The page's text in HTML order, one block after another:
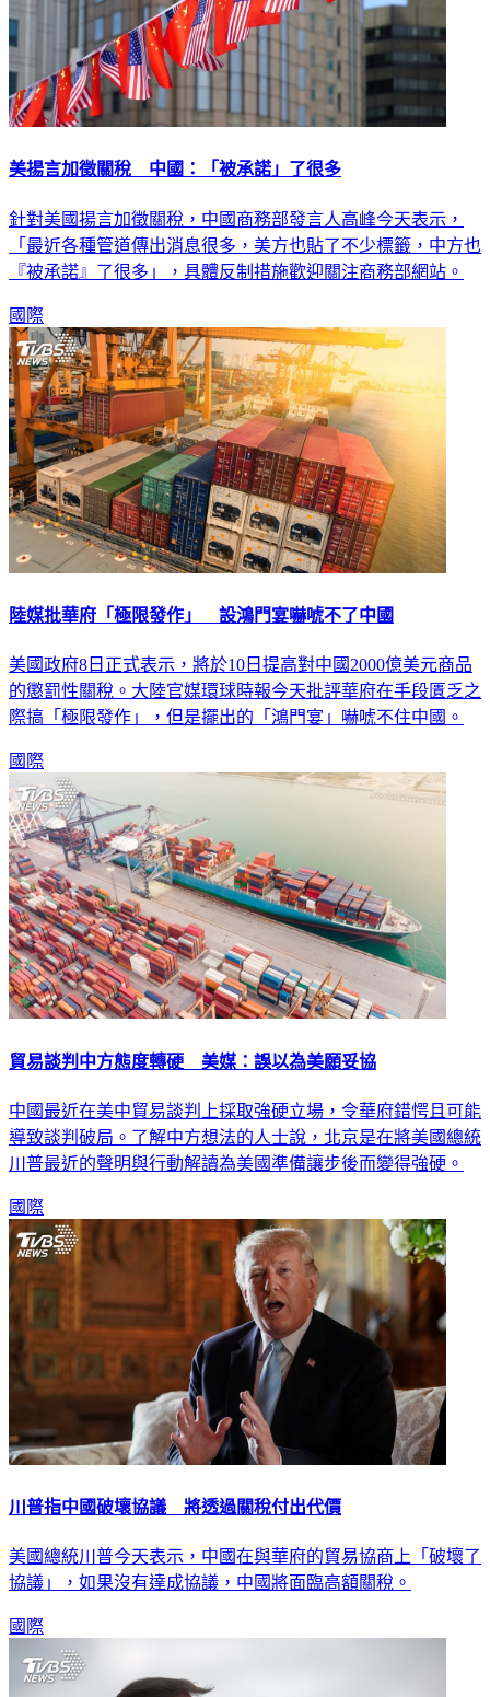
美揚言加徵關稅 中國：「被承諾」了很多
針對美國揚言加徵關稅，中國商務部發言人高峰今天表示，
「最近各種管道傳出消息很多，美方也貼了不少標籤，中方也
『被承諾』了很多」，具體反制措施歡迎關注商務部網站。
國際
陸媒批華府「極限發作」 設鴻門宴嚇唬不了中國
美國政府8日正式表示，將於10日提高對中國2000億美元商品
的懲罰性關稅。大陸官媒環球時報今天批評華府在手段匱乏之
際搞「極限發作」，但是擺出的「鴻門宴」嚇唬不住中國。
國際
貿易談判中方態度轉硬 美媒：誤以為美願妥協
中國最近在美中貿易談判上採取強硬立場，令華府錯愕且可能
導致談判破局。了解中方想法的人士說，北京是在將美國總統
川普最近的聲明與行動解讀為美國準備讓步後而變得強硬。
國際
川普指中國破壞協議 將透過關稅付出代價
美國總統川普今天表示，中國在與華府的貿易協商上「破壞了
協議」，如果沒有達成協議，中國將面臨高額關稅。
國際